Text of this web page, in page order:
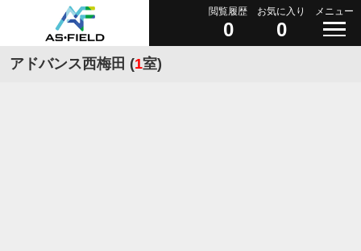
閲覧履歴
0
お気に入り
0
メニュー
アドバンス西梅田 (1室)